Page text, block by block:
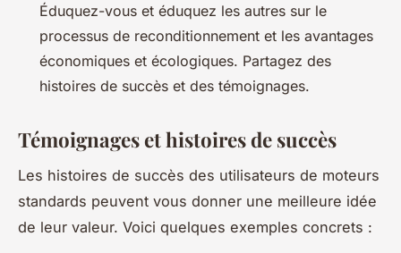
Éduquez-vous et éduquez les autres sur le
processus de reconditionnement et les avantages
économiques et écologiques. Partagez des
histoires de succès et des témoignages.
Témoignages et histoires de succès
Les histoires de succès des utilisateurs de moteurs
standards peuvent vous donner une meilleure idée
de leur valeur. Voici quelques exemples concrets :